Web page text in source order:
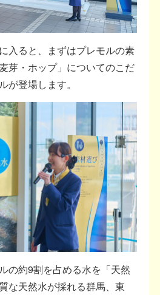
入ると、まずはプレモルの素
芽・ホップ」についてのこだ
が登場します。
の約9割を占める水を「天然
な天然水が採れる群馬、東